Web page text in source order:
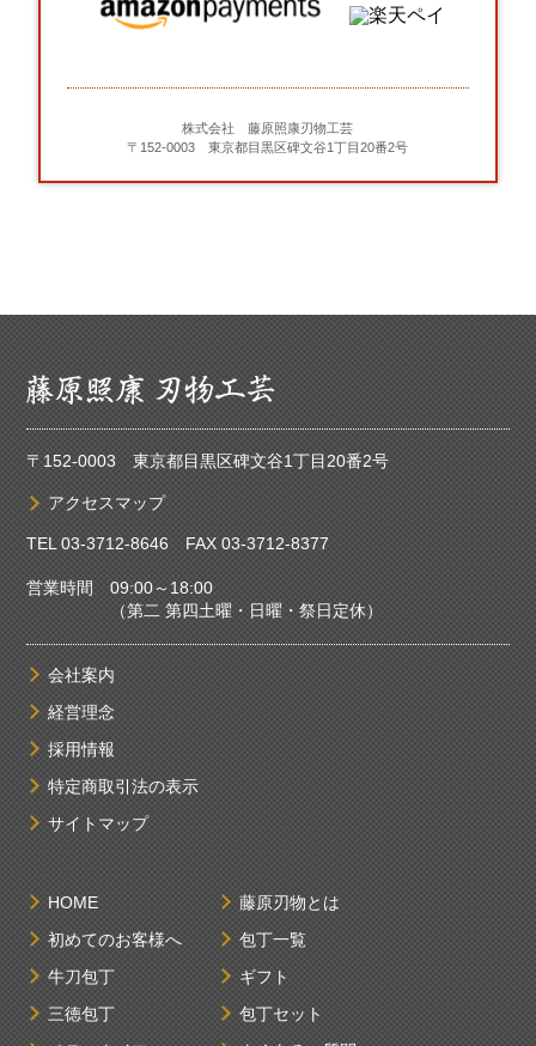
株式会社 藤原照康刃物工芸
〒152-0003 東京都目黒区碑文谷1丁目20番2号
〒152-0003 東京都目黒区碑文谷1丁目20番2号
アクセスマップ
TEL03-3712-8646FAX 03-3712-8377
営業時間 09:00～18:00
（第二 第四土曜・日曜・祭日定休）
会社案内
経営理念
採用情報
特定商取引法の表示
サイトマップ
HOME
初めてのお客様へ
牛刀包丁
三徳包丁
藤原刃物とは
包丁一覧
ギフト
包丁セット